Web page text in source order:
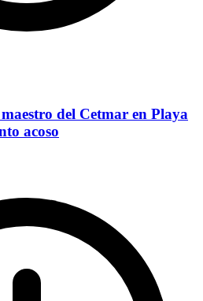
del Cetmar en Playa
acoso